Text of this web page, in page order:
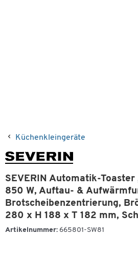
Küchenkleingeräte
SEVERIN Automatik-
850 W, Auftau- &
Brotscheibenzentrierung,
280 x H 188 x T 182 mm,
Artikelnummer: 665801-SW81